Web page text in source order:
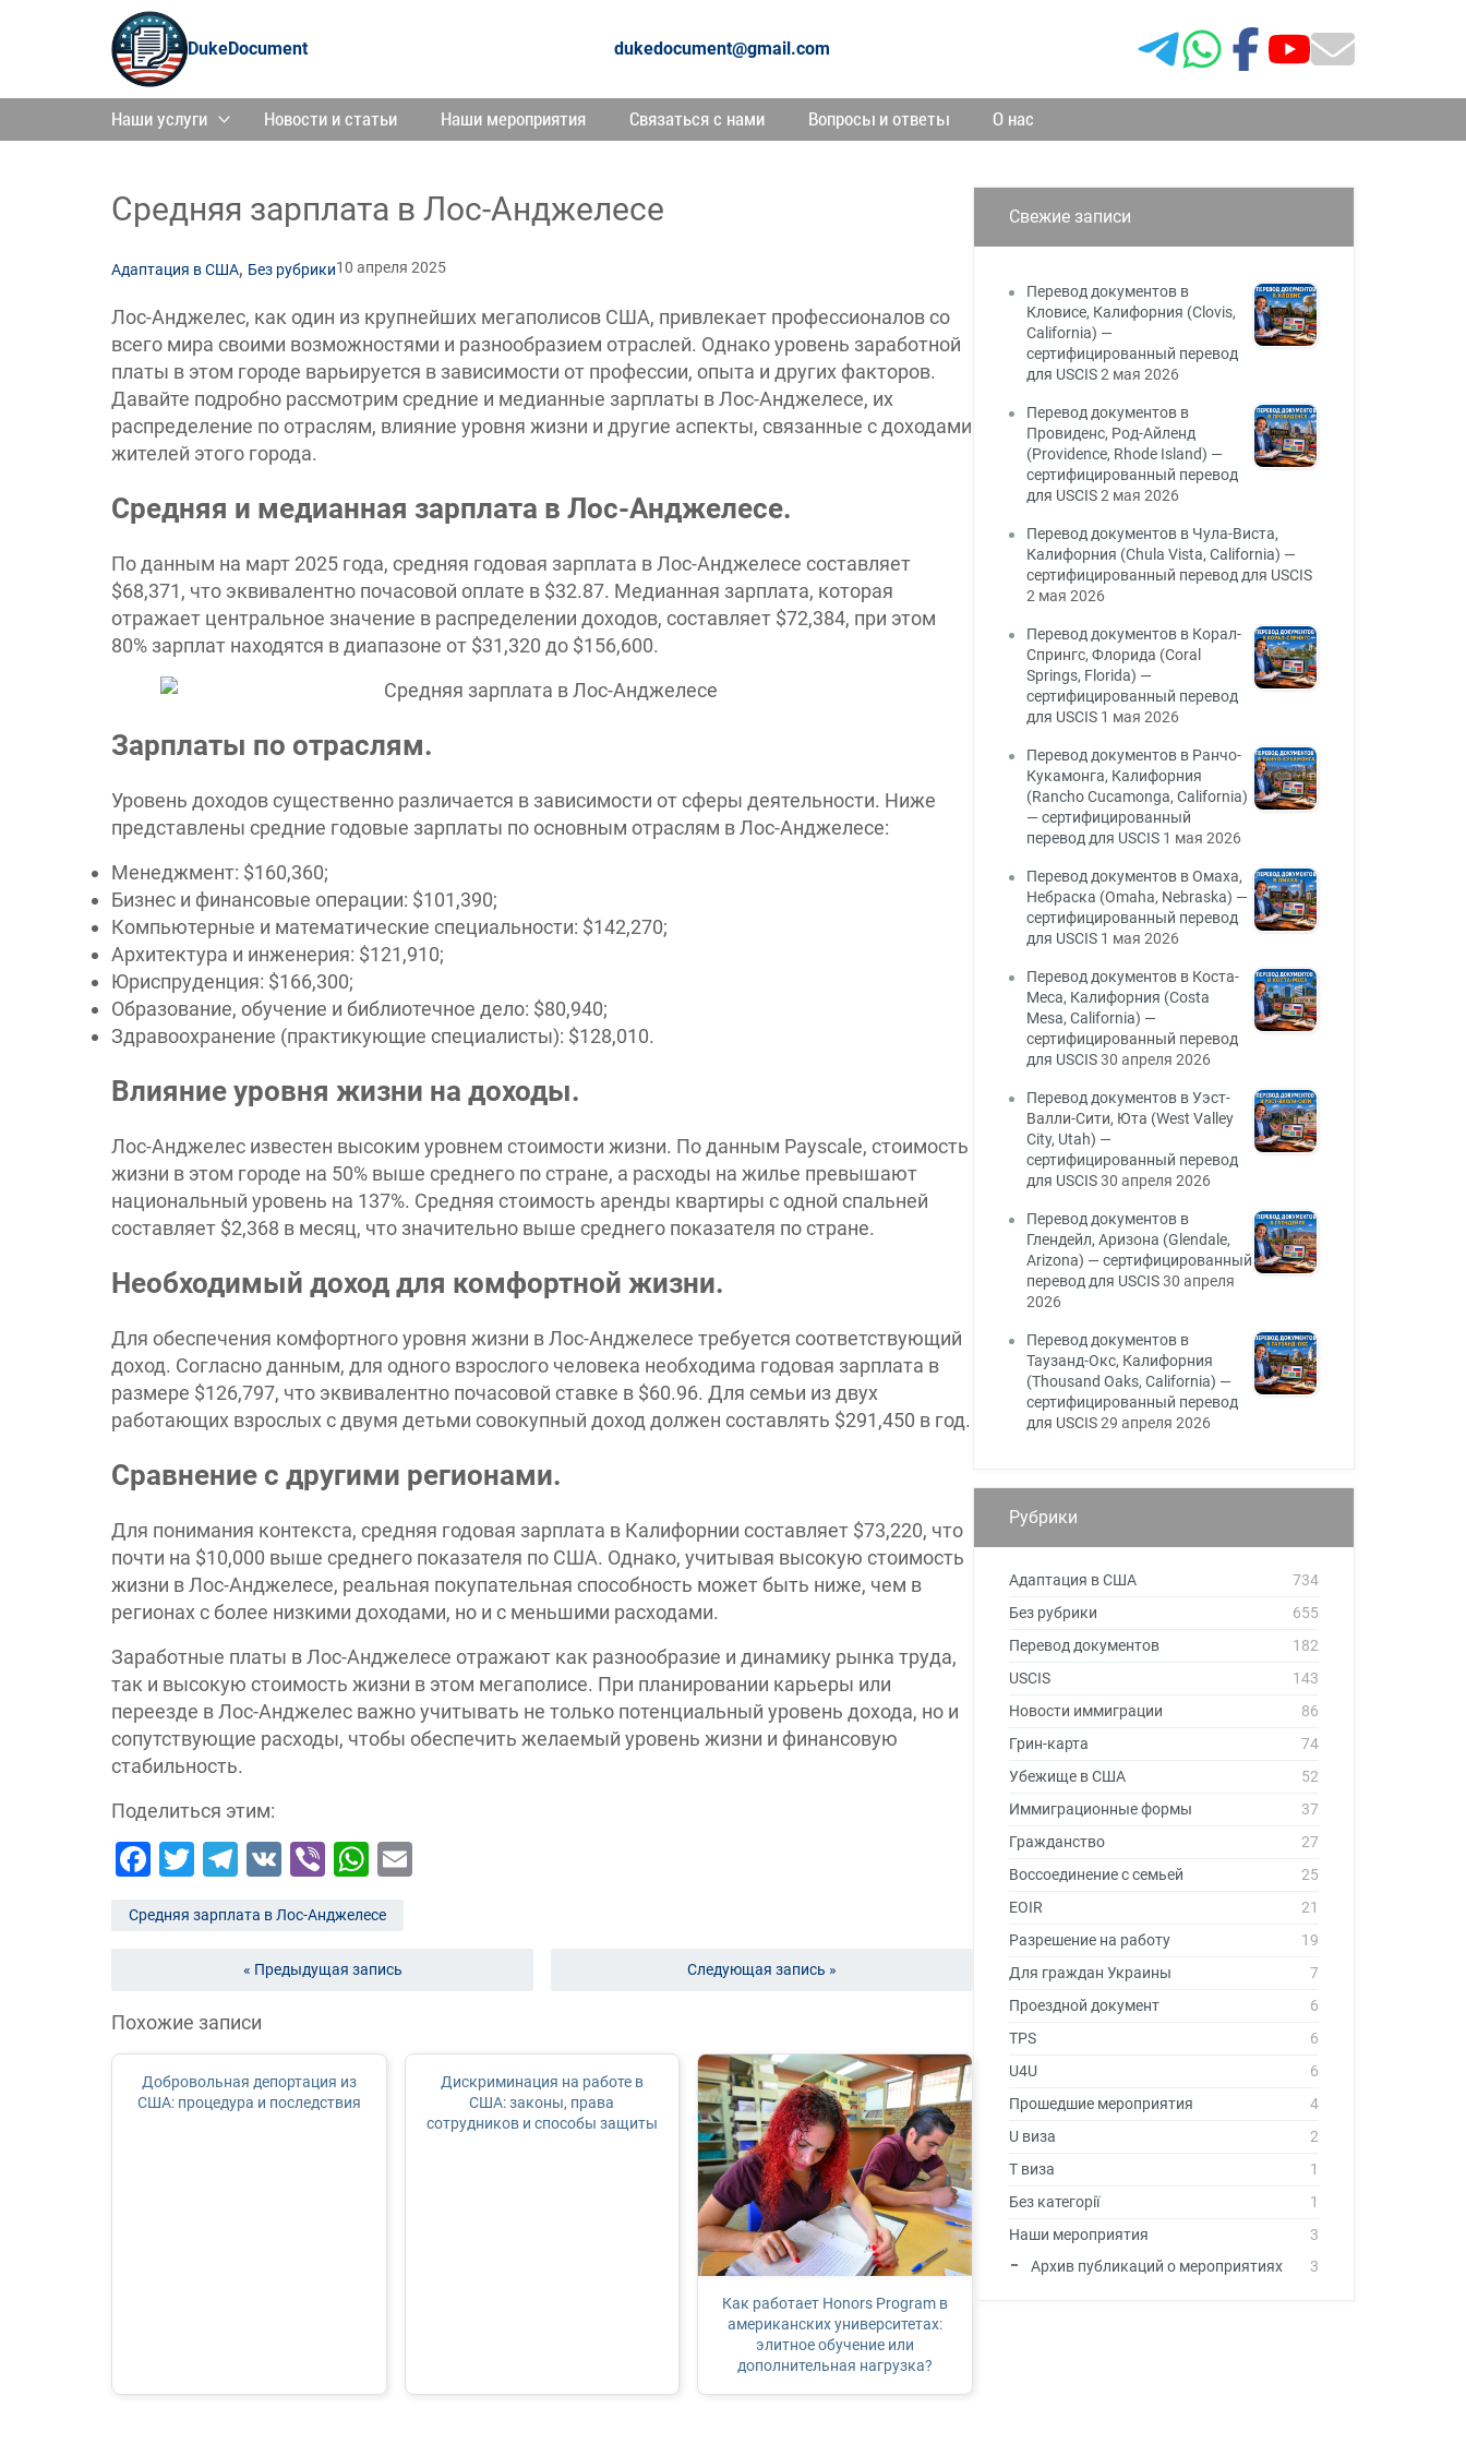
DukeDocument dukedocument@gmail.com
Наши услуги Новости и статьи Наши мероприятия Связаться с нами Вопросы и ответы О нас
Средняя зарплата в Лос-Анджелесе
Адаптация в США, Без рубрики10 апреля 2025
Лос-Анджелес, как один из крупнейших мегаполисов США, привлекает профессионалов со
всего мира своими возможностями и разнообразием отраслей. Однако уровень заработной
платы в этом городе варьируется в зависимости от профессии, опыта и других факторов.
Давайте подробно рассмотрим средние и медианные зарплаты в Лос-Анджелесе, их
распределение по отраслям, влияние уровня жизни и другие аспекты, связанные с доходами
жителей этого города.​
Средняя и медианная зарплата в Лос-Анджелесе.
По данным на март 2025 года, средняя годовая зарплата в Лос-Анджелесе составляет
$68,371, что эквивалентно почасовой оплате в $32.87. Медианная зарплата, которая
отражает центральное значение в распределении доходов, составляет $72,384, при этом
80% зарплат находятся в диапазоне от $31,320 до $156,600.
Зарплаты по отраслям.
Уровень доходов существенно различается в зависимости от сферы деятельности. Ниже
представлены средние годовые зарплаты по основным отраслям в Лос-Анджелесе:​
Менеджмент: $160,360;
Бизнес и финансовые операции: $101,390;​
Компьютерные и математические специальности: $142,270; ​
Архитектура и инженерия: $121,910;​
Юриспруденция: $166,300;
Образование, обучение и библиотечное дело: $80,940;
Здравоохранение (практикующие специалисты): $128,010.
Влияние уровня жизни на доходы.
Лос-Анджелес известен высоким уровнем стоимости жизни. По данным Payscale, стоимость
жизни в этом городе на 50% выше среднего по стране, а расходы на жилье превышают
национальный уровень на 137%. Средняя стоимость аренды квартиры с одной спальней
составляет $2,368 в месяц, что значительно выше среднего показателя по стране.
Необходимый доход для комфортной жизни.
Для обеспечения комфортного уровня жизни в Лос-Анджелесе требуется соответствующий
доход. Согласно данным, для одного взрослого человека необходима годовая зарплата в
размере $126,797, что эквивалентно почасовой ставке в $60.96. Для семьи из двух
работающих взрослых с двумя детьми совокупный доход должен составлять $291,450 в год.​
Сравнение с другими регионами.
Для понимания контекста, средняя годовая зарплата в Калифорнии составляет $73,220, что
почти на $10,000 выше среднего показателя по США. Однако, учитывая высокую стоимость
жизни в Лос-Анджелесе, реальная покупательная способность может быть ниже, чем в
регионах с более низкими доходами, но и с меньшими расходами.​
Заработные платы в Лос-Анджелесе отражают как разнообразие и динамику рынка труда,
так и высокую стоимость жизни в этом мегаполисе. При планировании карьеры или
переезде в Лос-Анджелес важно учитывать не только потенциальный уровень дохода, но и
сопутствующие расходы, чтобы обеспечить желаемый уровень жизни и финансовую
стабильность.
Поделиться этим:
Facebook
Twitter
Telegram
VK ViberWhatsApp
Средняя зарплата в Лос-Анджелесе
« Предыдущая запись Следующая запись »
Похожие записи
Добровольная депортация из
США: процедура и последствия
Дискриминация на работе в
США: законы, права
сотрудников и способы защиты
Как работает Honors Program в
американских университетах:
элитное обучение или
дополнительная нагрузка?
Свежие записи
Перевод документов в
Кловисе, Калифорния (Clovis,
California) —
сертифицированный перевод
для USCIS2 мая 2026
Перевод документов в
Провиденс, Род-Айленд
(Providence, Rhode Island) —
сертифицированный перевод
для USCIS2 мая 2026
Перевод документов в Чула-Виста,
Калифорния (Chula Vista, California) —
сертифицированный перевод для USCIS
2 мая 2026
Перевод документов в Корал-
Спрингс, Флорида (Coral
Springs, Florida) —
сертифицированный перевод
для USCIS 1 мая 2026
Перевод документов в Ранчо-
Кукамонга, Калифорния
(Rancho Cucamonga, California)
— сертифицированный
перевод для USCIS 1 мая 2026
Перевод документов в Омаха,
Небраска (Omaha, Nebraska) —
сертифицированный перевод
для USCIS 1 мая 2026
Перевод документов в Коста-
Меса, Калифорния (Costa
Mesa, California) —
сертифицированный перевод
для USCIS30 апреля 2026
Перевод документов в Уэст-
Валли-Сити, Юта (West Valley
City, Utah) —
сертифицированный перевод
для USCIS30 апреля 2026
Перевод документов в
Глендейл, Аризона (Glendale,
Arizona) — сертифицированный
перевод для USCIS30 апреля
2026
Перевод документов в
Таузанд-Окс, Калифорния
(Thousand Oaks, California) —
сертифицированный перевод
для USCIS29 апреля 2026
Рубрики
Адаптация в США
734
Без рубрики
655
Перевод документов
182
USCIS
143
Новости иммиграции
86
Грин-карта
74
Убежище в США
52
Иммиграционные формы
37
Гражданство
27
Воссоединение с семьей
25
EOIR
21
Разрешение на работу
19
Для граждан Украины
7
Проездной документ
6
TPS
6
U4U
6
Прошедшие мероприятия
4
U виза
2
T виза
1
Без категорії
1
Наши мероприятия
3
Архив публикаций о мероприятиях
3